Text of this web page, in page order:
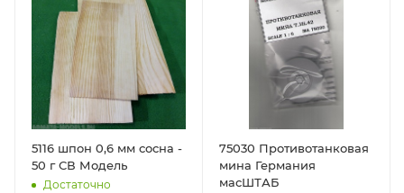
5116 шпон 0,6 мм сосна -
50 г СВ Модель
Достаточно
75030 Противотанковая
мина Германия
масШТАБ